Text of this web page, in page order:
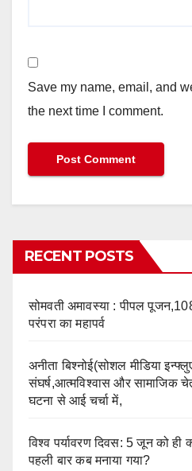
Save my name, email, and
the next time I comment.
RECENT POSTS
सोमवती अमावस्या : पीपल
परंपरा का महापर्व
अनीता बिश्नोई(सोशल मीडिया
संघर्ष,आत्मविश्वास और सामाजिक
घटना से आई चर्चा में,
विश्व पर्यावरण दिवस: 5 जून को ही
पहली बार कब मनाया गया?